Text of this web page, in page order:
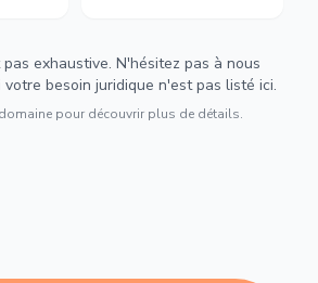
exhaustive. N'hésitez pas à nous
besoin juridique n'est pas listé ici.
pour découvrir plus de détails.